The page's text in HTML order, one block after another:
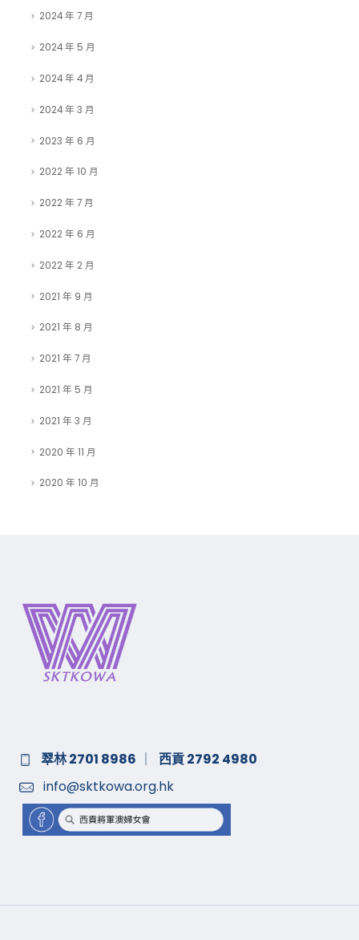
2024 年 7 月
2024 年 5 月
2024 年 4 月
2024 年 3 月
2023 年 6 月
2022 年 10 月
2022 年 7 月
2022 年 6 月
2022 年 2 月
2021 年 9 月
2021 年 8 月
2021 年 7 月
2021 年 5 月
2021 年 3 月
2020 年 11 月
2020 年 10 月
翠林 2701 8986
西貢 2792 4980
info@sktkowa.org.hk